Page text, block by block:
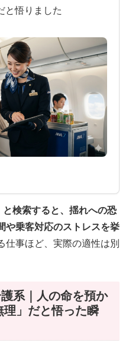
と悟りました
検索すると、揺れへの恐
や乗客対応のストレスを挙
仕事ほど、実際の適性は別
系｜人の命を預か
理」だと悟った瞬